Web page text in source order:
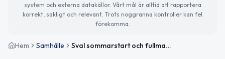
system och externa datakällor. Vårt mål är alltid att rapportera
korrekt, sakligt och relevant. Trots noggranna kontroller kan fel
förekomma.
Hem Samhälle Sval sommarstart och fullmatat sommarlovsprogram